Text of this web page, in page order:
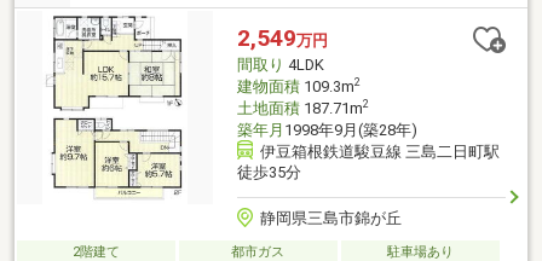
2,549万円
間取り 4LDK
建物面積109.3m2
土地面積187.71m2
築年月 1998年9月(築28年)
伊豆箱根鉄道駿豆線 三島二日町駅
徒歩35分
静岡県三島市錦が丘
2階建て 都市ガス
駐車場あり